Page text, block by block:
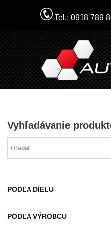
na
obsah
Tel.: 0918 789
Vyhľadávanie
PODĽA DIELU
PODĽA VÝROBCU